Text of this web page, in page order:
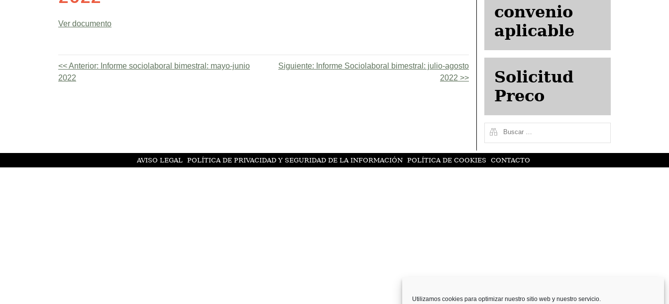
Utilizamos cookies para optimizar nuestro sitio web y nuestro servicio.
Ver documento
Anterior: Informe sociolaboral bimestral: mayo-junio
2022
Siguiente: Informe Sociolaboral bimestral: julio-agosto
2022
convenio
aplicable
Solicitud
Preco
AVISO LEGAL POLÍTICA DE PRIVACIDAD Y SEGURIDAD DE LA INFORMACIÓN POLÍTICA DE COOKIES CONTACTO